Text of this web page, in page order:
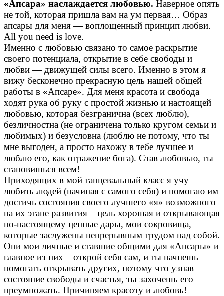
«Апсара» наслаждается любовью. Наверное опять
не той, которая пришла вам на ум первая… Образ
апсары для меня — воплощенный принцип любви.
All you need is love.
Именно с любовью связано то самое раскрытие
своего потенциала, открытие в себе свободы и
любви — движущей силы всего. Именно в этом я
вижу бесконечно прекрасную цель нашей общей
работы в «Апсаре». Для меня красота и свобода
ходят рука об руку с простой жизнью и настоящей
любовью, которая безгранична (всех люблю),
безличностна (не ограничена только кругом семьи и
любимых) и безусловна (люблю не потому, что ты
мне выгоден, а просто нахожу в тебе лучшее и
люблю его, как отражение бога). Став любовью, ты
становишься всем!
Приходящих в мой танцевальный класс я учу
любить людей (начиная с самого себя) и помогаю им
достичь состояния своего лучшего «я» возможного
на их этапе развития – цель хорошая и открывающая
по-настоящему ценные дары, мои сокровища,
которые заслужены непрерывным трудом над собой.
Они мои личные и ставшие общими для «Апсары» и
главное из них – открой себя сам, и ты начнешь
помогать открывать других, потому что узнав
состояние свободы и счастья, ты захочешь его
преумножать. Причиняем красоту и любовь!